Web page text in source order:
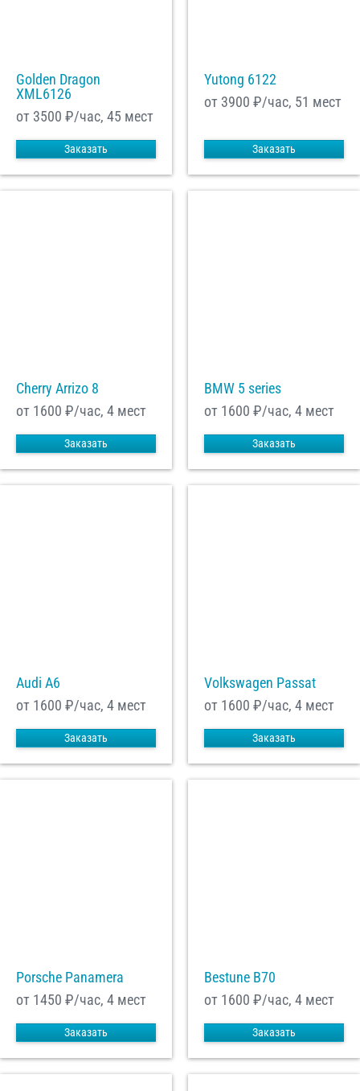
Golden Dragon
XML6126
от 3500 ₽/час, 45 мест
Заказать
Yutong 6122
от 3900 ₽/час, 51 мест
Заказать
Cherry Arrizo 8
от 1600 ₽/час, 4 мест
Заказать
BMW 5 series
от 1600 ₽/час, 4 мест
Заказать
Audi A6
от 1600 ₽/час, 4 мест
Заказать
Volkswagen Passat
от 1600 ₽/час, 4 мест
Заказать
Porsche Panamera
от 1450 ₽/час, 4 мест
Заказать
Bestune B70
от 1600 ₽/час, 4 мест
Заказать